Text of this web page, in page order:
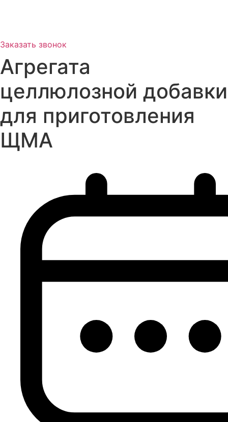
Заказать звонок
Агрегата
целлюлозной добавки
для приготовления
ЩМА